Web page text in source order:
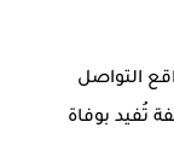
التواصل
تُفيد بوفاة